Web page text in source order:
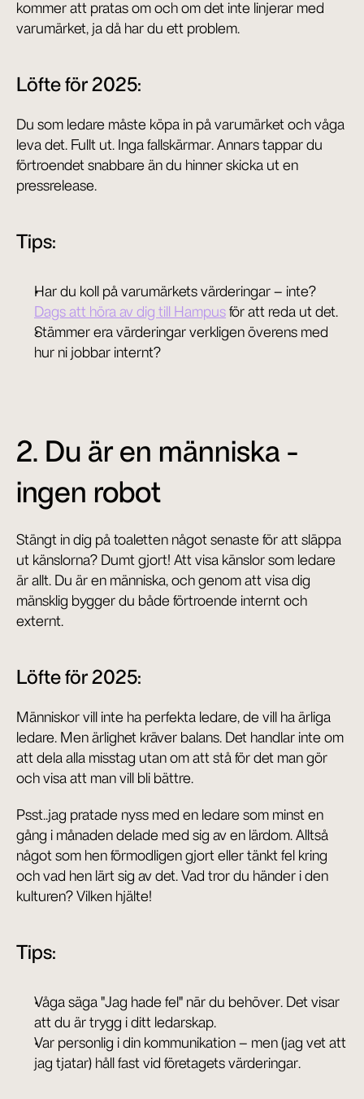
kommer att pratas om och om det inte linjerar med
varumärket, ja då har du ett problem.
Löfte för 2025:
Du som ledare måste köpa in på varumärket och våga
leva det. Fullt ut. Inga fallskärmar. Annars tappar du
förtroendet snabbare än du hinner skicka ut en
pressrelease.
Tips:
Dags att höra av dig till Hampus för att reda ut det.
Stämmer era värderingar verkligen överens med
hur ni jobbar internt?
2. Du är en människa -
ingen robot
Stängt in dig på toaletten något senaste för att släppa
ut känslorna? Dumt gjort! Att visa känslor som ledare
är allt. Du är en människa, och genom att visa dig
mänsklig bygger du både förtroende internt och
externt.
Löfte för 2025:
Människor vill inte ha perfekta ledare, de vill ha ärliga
ledare. Men ärlighet kräver balans. Det handlar inte om
att dela alla misstag utan om att stå för det man gör
och visa att man vill bli bättre.
Psst..jag pratade nyss med en ledare som minst en
gång i månaden delade med sig av en lärdom. Alltså
något som hen förmodligen gjort eller tänkt fel kring
och vad hen lärt sig av det. Vad tror du händer i den
kulturen? Vilken hjälte!
Tips:
Våga säga "Jag hade fel" när du behöver. Det visar
att du är trygg i ditt ledarskap.
Var personlig i din kommunikation – men (jag vet att
jag tjatar) håll fast vid företagets värderingar.